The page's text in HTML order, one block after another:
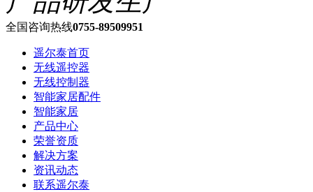
全国咨询热线0755-89509951
遥尔泰首页
无线遥控器
无线控制器
智能家居配件
智能家居
产品中心
荣誉资质
解决方案
资讯动态
联系遥尔泰